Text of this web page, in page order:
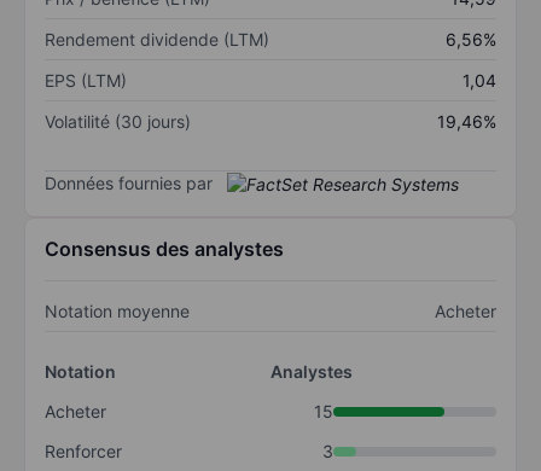
Rendement dividende (LTM)
6,56%
EPS (LTM)
1,04
Volatilité (30 jours)
19,46%
Données fournies par
Consensus des analystes
Notation moyenne Acheter
Notation
Analystes
Acheter
15
Renforcer
3